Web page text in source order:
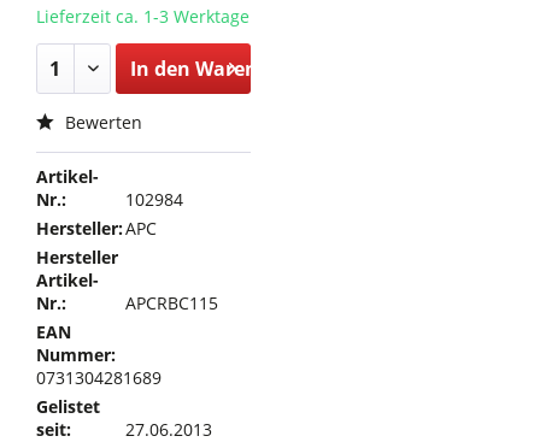
Lieferzeit ca. 1-3 Werktage
In den Warenkorb
Bewerten
Artikel-
Nr.:
102984
Hersteller:APC
Hersteller
Artikel-
Nr.:
APCRBC115
EAN
Nummer:
0731304281689
Gelistet
seit:
27.06.2013